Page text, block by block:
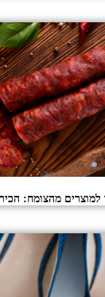
מהצומח: